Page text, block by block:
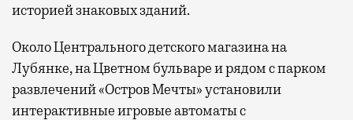
историей знаковых зданий.
Около Центрального детского магазина на
Лубянке, на Цветном бульваре и рядом с парком
развлечений «Остров Мечты» установили
интерактивные игровые автоматы с